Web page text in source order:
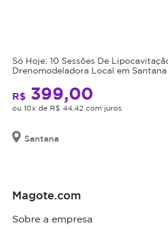
Só Hoje: 10 Sessões De
Drenomodeladora Local em Santana
R$ 399,00
ou 10x de R$ 44,42 com juros
Santana
Magote.com
Sobre a empresa